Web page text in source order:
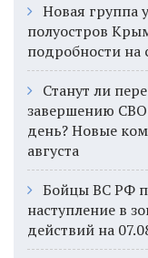
Новая группа
полуостров
подробности на
Станут ли
завершению
день? Новые
августа
Бойцы ВС РФ
наступление в
действий на